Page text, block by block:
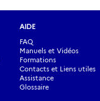
AIDE
FAQ
Manuels et Vidéos
Formations
Contacts et Liens utiles
Assistance
Glossaire